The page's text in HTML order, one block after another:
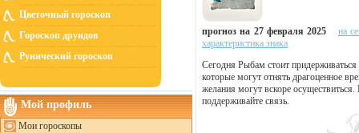
Цветочный гороскоп
Гороскоп друидов
Рунический гороскоп
Мой профиль
Мои гороскопы
прогноз на 27 февраля 2025
на
характеристика знака
Сегодня Рыбам стоит
которые могут отнять драгоценное
желания могут вскоре
поддерживайте связь.